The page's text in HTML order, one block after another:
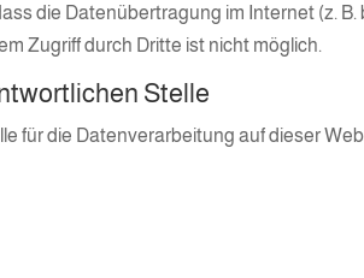
die Datenübertragung im Internet (z.
Zugriff durch Dritte ist nicht möglich.
Stelle
für die Datenverarbeitung auf dieser